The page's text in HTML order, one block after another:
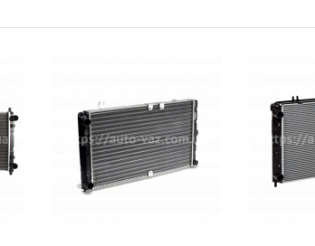
Радиатор охлаждения
Daewoo Sens с конд (алюм-
паяный) (PAП-OX61-10) АМЗ
1420 грн.